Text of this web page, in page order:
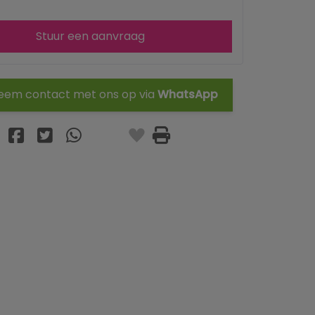
Stuur een aanvraag
contact met ons op via WhatsApp